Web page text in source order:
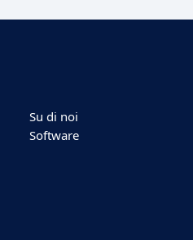
Su di noi
Software